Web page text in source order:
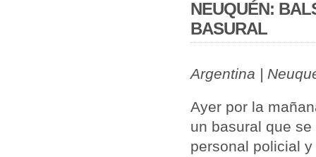
NEUQUÉN:
BASURAL
Argentina |
Ayer por la
un basural que se
personal policial